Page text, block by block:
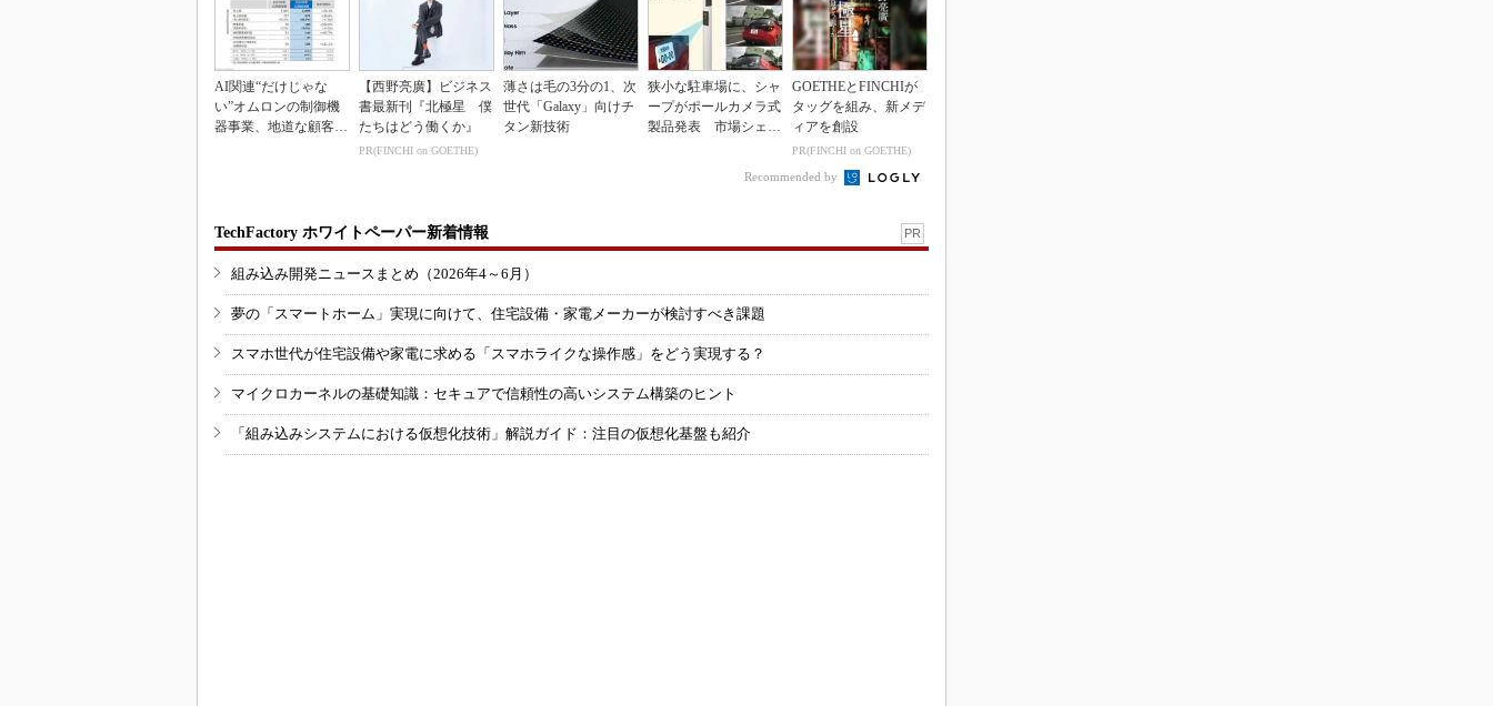
AI関連“だけじゃな
い”オムロンの制御機
器事業、地道な顧客基
【西野亮廣】ビジネス
書最新刊『北極星 僕
たちはどう働くか』
PR(FINCHI on GOETHE)
薄さは毛の3分の1、次
世代「Galaxy」向けチ
タン新技術
狭小な駐車場に、シャ
ープがポールカメラ式
製品発表 市場シェア
GOETHEとFINCHIが
タッグを組み、新メデ
ィアを創設
PR(FINCHI on GOETHE)
Recommended by
TechFactory ホワイトペーパー新着情報 PR
組み込み開発ニュースまとめ（2026年4～6月）
夢の「スマートホーム」実現に向けて、住宅設備・家電メーカーが検討すべき課題
スマホ世代が住宅設備や家電に求める「スマホライクな操作感」をどう実現する？
マイクロカーネルの基礎知識：セキュアで信頼性の高いシステム構築のヒント
「組み込みシステムにおける仮想化技術」解説ガイド：注目の仮想化基盤も紹介